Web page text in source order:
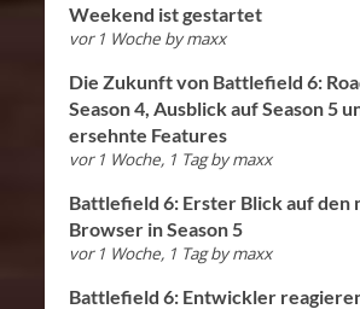
Weekend ist gestartet
vor 1 Woche bymaxx
Die Zukunft von Battlefield 6:
Season 4, Ausblick auf Season 5
ersehnte Features
vor 1 Woche, 1 Tag bymaxx
Battlefield 6: Erster Blick auf den
Browser in Season 5
vor 1 Woche, 1 Tag bymaxx
Battlefield 6: Entwickler